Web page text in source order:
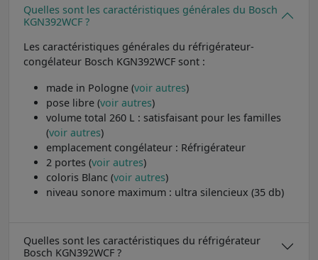
Quelles sont les caractéristiques générales du Bosch
KGN392WCF ?
Les caractéristiques générales du réfrigérateur-
congélateur Bosch KGN392WCF sont :
made in Pologne (voir autres)
pose libre (voir autres)
volume total 260 L : satisfaisant pour les familles
(voir autres)
emplacement congélateur : Réfrigérateur
2 portes (voir autres)
coloris Blanc (voir autres)
niveau sonore maximum : ultra silencieux (35 db)
Quelles sont les caractéristiques du réfrigérateur
Bosch KGN392WCF ?